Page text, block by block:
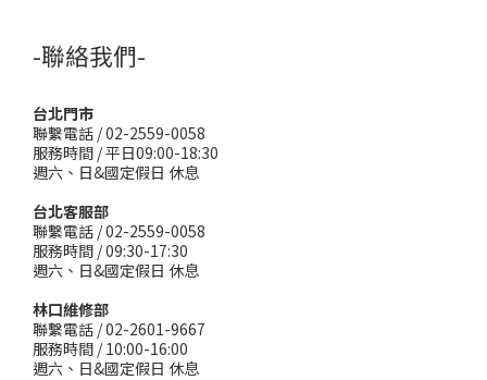
-聯絡我們-
台北門市
聯繫電話 / 02-2559-0058
服務時間 / 平日09:00-18:30
週六、日&國定假日 休息
台北客服部
聯繫電話 / 02-2559-0058
服務時間 / 09:30-17:30
週六、日&國定假日 休息
林口維修部
聯繫電話 / 02-2601-9667
服務時間 / 10:00-16:00
週六、日&國定假日 休息